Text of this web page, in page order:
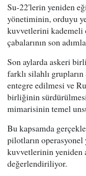
Su-22'lerin yeniden
yönetiminin, orduyu
kuvvetlerini kademeli
çabalarının son
Son aylarda askeri
farklı silahlı
entegre edilmesi ve
birliğinin
mimarisinin temel
Bu kapsamda
pilotların
kuvvetlerinin
değerlendiriliyor.